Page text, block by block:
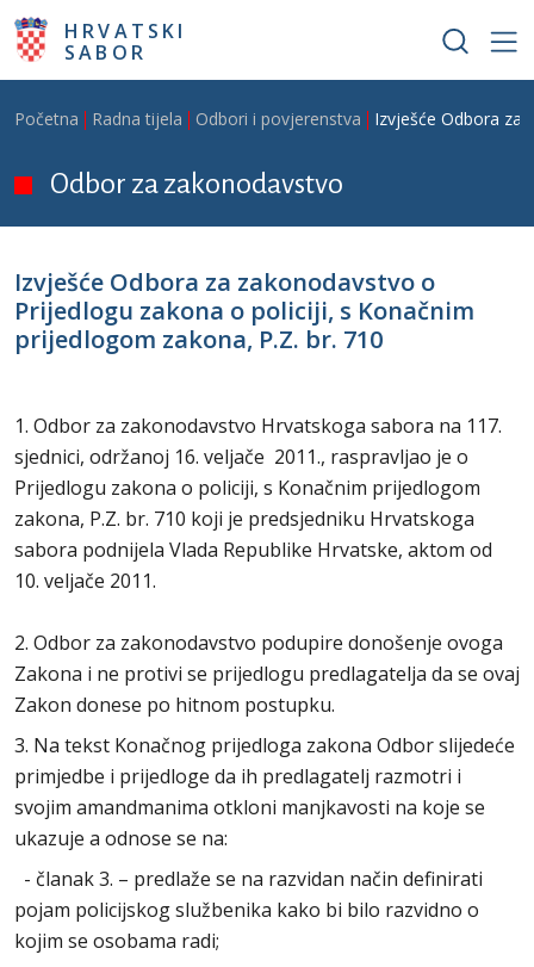
Skoči na glavni sadržaj
HRVATSKI
SABOR
Breadcrumb
Početna Radna tijela Odbori i povjerenstva Izvješće Odbora za
Odbor za zakonodavstvo
Izvješće Odbora za zakonodavstvo o
Prijedlogu zakona o policiji, s Konačnim
prijedlogom zakona, P.Z. br. 710
1. Odbor za zakonodavstvo Hrvatskoga sabora na 117.
sjednici, održanoj 16. veljače 2011., raspravljao je o
Prijedlogu zakona o policiji, s Konačnim prijedlogom
zakona, P.Z. br. 710 koji je predsjedniku Hrvatskoga
sabora podnijela Vlada Republike Hrvatske, aktom od
10. veljače 2011.
2. Odbor za zakonodavstvo podupire donošenje ovoga
Zakona i ne protivi se prijedlogu predlagatelja da se ovaj
Zakon donese po hitnom postupku.
3. Na tekst Konačnog prijedloga zakona Odbor slijedeće
primjedbe i prijedloge da ih predlagatelj razmotri i
svojim amandmanima otkloni manjkavosti na koje se
ukazuje a odnose se na:
- članak 3. – predlaže se na razvidan način definirati
pojam policijskog službenika kako bi bilo razvidno o
kojim se osobama radi;